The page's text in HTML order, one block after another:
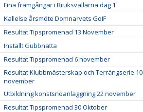
Fina framgångar i Bruksvallarna dag 1
Kallelse årsmöte Domnarvets GoIF
Resultat Tipspromenad 13 November
Inställt Gubbnatta
Resultat Tipspromenad 6 november
Resultat Klubbmästerskap och Terrängserie 10
november
Utbildning konstsnöanläggning 22 november
Resultat Tipspromenad 30 Oktober